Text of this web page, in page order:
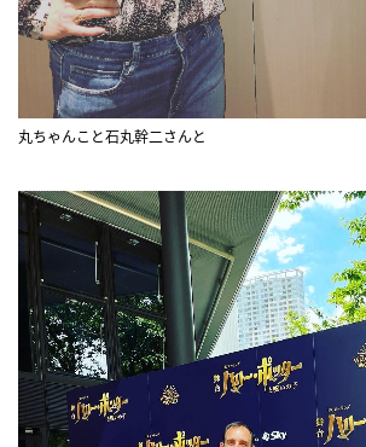
丸ちゃんこと石丸幹二さんと